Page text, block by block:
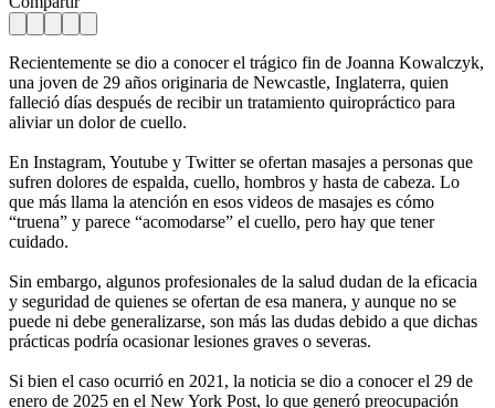
Recientemente se dio a conocer el trágico fin de Joanna Kowalczyk,
una joven de 29 años originaria de Newcastle, Inglaterra, quien
falleció días después de recibir un tratamiento quiropráctico para
aliviar un dolor de cuello.
En Instagram, Youtube y Twitter se ofertan masajes a personas que
sufren dolores de espalda, cuello, hombros y hasta de cabeza. Lo
que más llama la atención en esos videos de masajes es cómo
“truena” y parece “acomodarse” el cuello, pero hay que tener
cuidado.
Sin embargo, algunos profesionales de la salud dudan de la eficacia
y seguridad de quienes se ofertan de esa manera, y aunque no se
puede ni debe generalizarse, son más las dudas debido a que dichas
prácticas podría ocasionar lesiones graves o severas.
Si bien el caso ocurrió en 2021, la noticia se dio a conocer el 29 de
enero de 2025 en el New York Post, lo que generó preocupación